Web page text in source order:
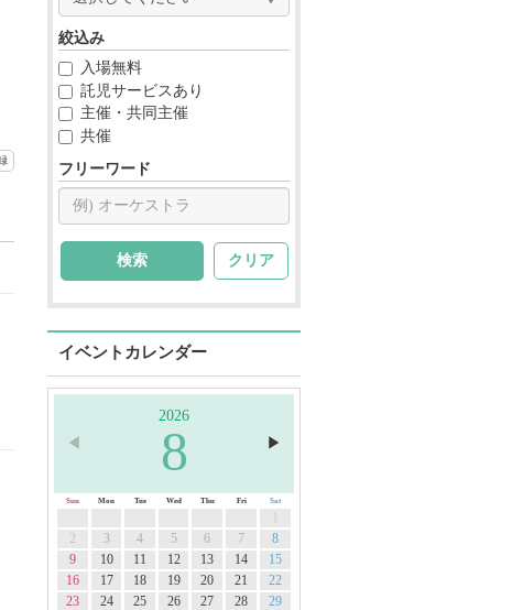
絞込み
入場無料
託児サービスあり
主催・共同主催
共催
フリーワード
クリア
イベントカレンダー
◀︎
2026
8 ▶︎
Sun Mon Tue Wed Thu Fri Sat
1
2
3 4 5 6 7
8
9
10 11 12 13 14
15
16
17 18 19 20 21
22
23
24 25 26 27 28
29